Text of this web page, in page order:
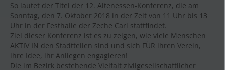
So lautet der Titel der 12. Altenessen-Konferenz, die am
Sonntag, den 7. Oktober 2018 in der Zeit von 11 Uhr bis 13
Uhr in der Festhalle der Zeche Carl stattfindet.
Ziel dieser Konferenz ist es zu zeigen, wie viele Menschen
AKTIV IN den Stadtteilen sind und sich FÜR ihren Verein,
ihre Idee, ihr Anliegen engagieren!
Die im Bezirk bestehende Vielfalt zivilgesellschaftlicher